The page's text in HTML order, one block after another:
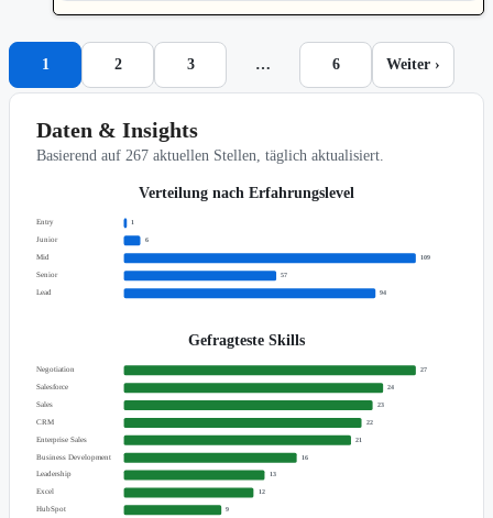
1 2 3 … 6 Weiter ›
Daten & Insights
Basierend auf 267 aktuellen Stellen, täglich aktualisiert.
Verteilung nach Erfahrungslevel
Entry 1
Junior 6
Mid 109
Senior 57
Lead 94
Gefragteste Skills
Negotiation 27
Salesforce 24
Sales 23
CRM 22
Enterprise Sales 21
Business Development 16
Leadership 13
Excel 12
HubSpot 9